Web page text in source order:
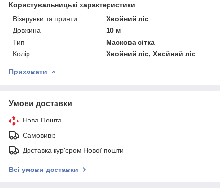
Користувальницькі характеристики
Візерунки та принти
Хвойний ліс
Довжина
10 м
Тип
Маскова сітка
Колір
Хвойний ліс, Хвойний ліс
Приховати
Умови доставки
Нова Пошта
Самовивіз
Доставка кур'єром Нової пошти
Всі умови доставки